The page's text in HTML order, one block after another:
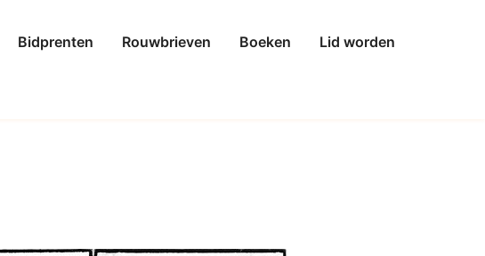
Bidprenten Rouwbrieven Boeken
Lid worden